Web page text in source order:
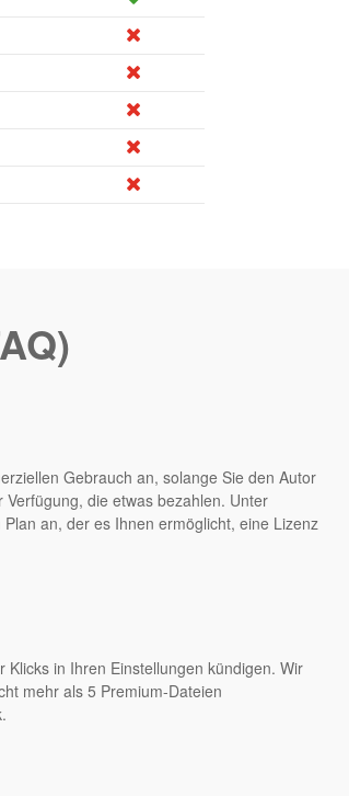
Gebrauch an, solange Sie den Autor
die etwas bezahlen. Unter
an, der es Ihnen ermöglicht, eine Lizenz
in Ihren Einstellungen kündigen. Wir
mehr als 5 Premium-Dateien